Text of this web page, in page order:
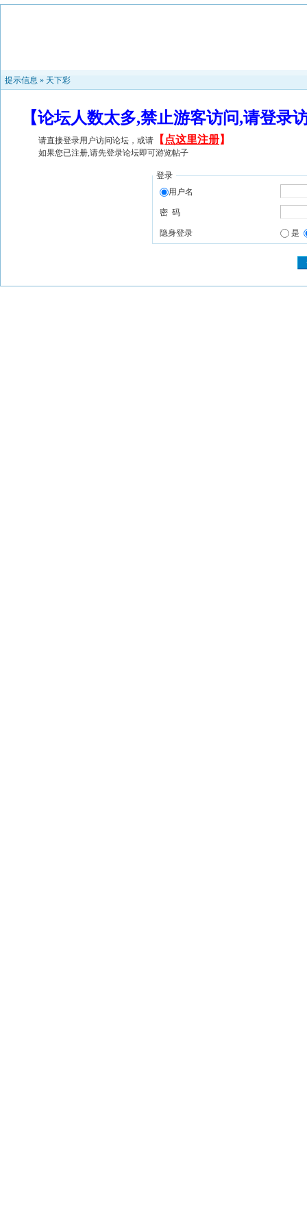
提示信息 » 天下彩
【论坛人数太多,禁止游客访问,请登
请直接登录用户访问论坛，或请 【 点这里注册】
如果您已注册,请先登录论坛即可游览帖子
登录
用户名
密 码
隐身登录 是